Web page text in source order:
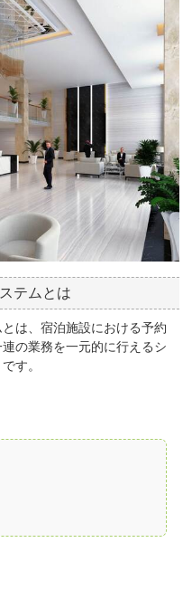
テムとは
は、宿泊施設における予約
の業務を一元的に行えるシ
す。